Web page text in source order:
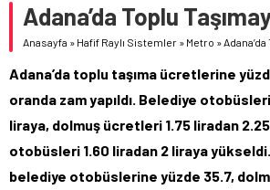
Adana’da Toplu
Anasayfa » Hafif Raylı Sistemler » Metro »
Adana’da toplu taşıma ücretlerine
oranda zam yapıldı. Belediye
liraya, dolmuş ücretleri 1.75 liradan
otobüsleri 1.60 liradan 2 liraya
belediye otobüslerine yüzde 35.7,